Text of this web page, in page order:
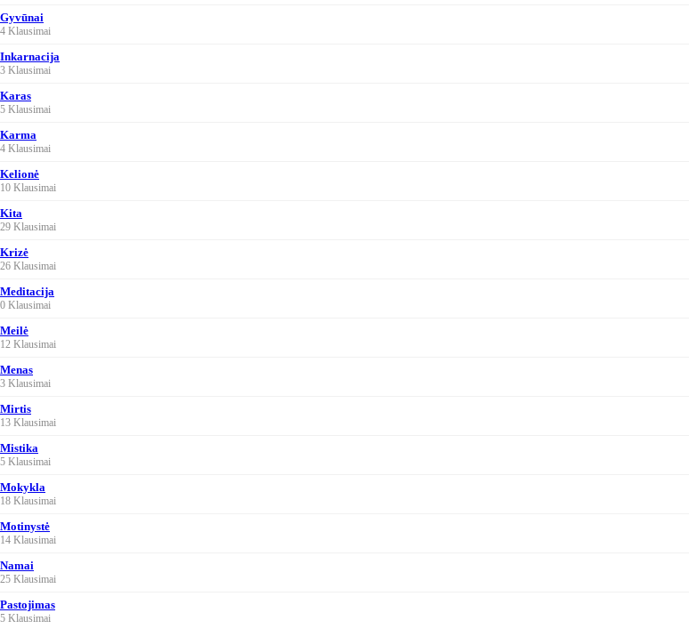
Gyvūnai
4 Klausimai
Inkarnacija
3 Klausimai
Karas
5 Klausimai
Karma
4 Klausimai
Kelionė
10 Klausimai
Kita
29 Klausimai
Krizė
26 Klausimai
Meditacija
0 Klausimai
Meilė
12 Klausimai
Menas
3 Klausimai
Mirtis
13 Klausimai
Mistika
5 Klausimai
Mokykla
18 Klausimai
Motinystė
14 Klausimai
Namai
25 Klausimai
Pastojimas
5 Klausimai